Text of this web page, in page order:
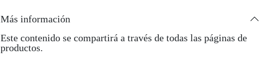
Más información
Este contenido se compartirá a través de todas las páginas de
productos.